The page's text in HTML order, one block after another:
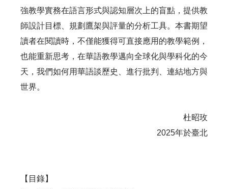
強教學實務在語言形式與認知層次上的盲點，提供教
師設計目標、規劃鷹架與評量的分析工具。本書期望
讀者在閱讀時，不僅能獲得可直接應用的教學範例，
也能重新思考，在華語教學邁向全球化與學科化的今
天，我們如何用華語談歷史、進行批判、連結地方與
世界。
杜昭玫
2025年於臺北
【目錄】